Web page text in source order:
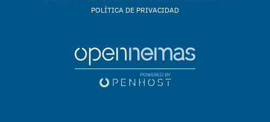
POLÍTICA DE PRIVACIDAD